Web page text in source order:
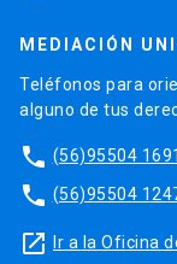
MEDIACIÓN
Teléfonos para
alguno de tus
phone (56)95504 1691
phone (56)95504
launch Ir a la Oficina